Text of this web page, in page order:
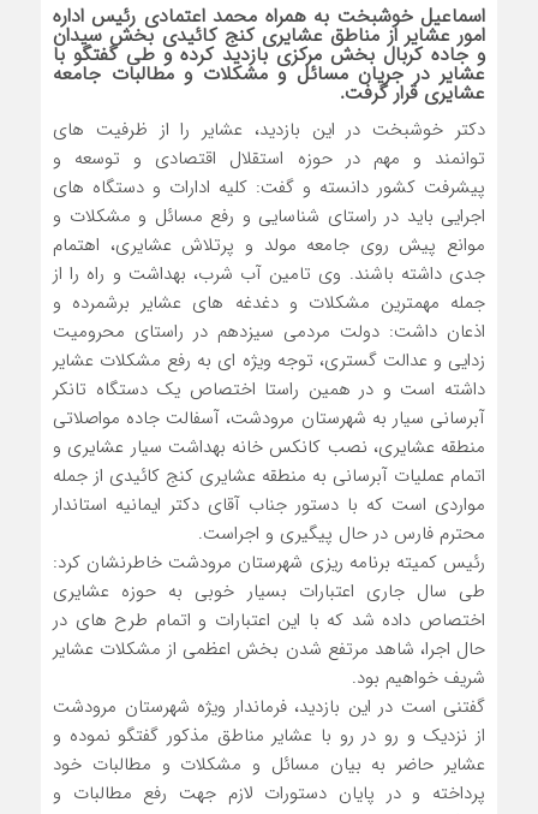
اسماعیل خوشبخت به همراه محمد اعتمادی رئیس اداره
امور عشایر از مناطق عشایری کنج کائیدی بخش سیدان
و جاده کربال بخش مرکزی بازدید کرده و طی گفتگو با
عشایر در جریان مسائل و مشکلات و مطالبات جامعه
عشایری قرار گرفت.
دکتر خوشبخت در این بازدید، عشایر را از ظرفیت های
توانمند و مهم در حوزه استقلال اقتصادی و توسعه و
پیشرفت کشور دانسته و گفت: کلیه ادارات و دستگاه های
اجرایی باید در راستای شناسایی و رفع مسائل و مشکلات و
موانع پیش روی جامعه مولد و پرتلاش عشایری، اهتمام
جدی داشته باشند. وی تامین آب شرب، بهداشت و راه را از
جمله مهمترین مشکلات و دغدغه های عشایر برشمرده و
اذعان داشت: دولت مردمی سیزدهم در راستای محرومیت
زدایی و عدالت گستری، توجه ویژه ای به رفع مشکلات عشایر
داشته است و در همین راستا اختصاص یک دستگاه تانکر
آبرسانی سیار به شهرستان مرودشت، آسفالت جاده مواصلاتی
منطقه عشایری، نصب کانکس خانه بهداشت سیار عشایری و
اتمام عملیات آبرسانی به منطقه عشایری کنج کائیدی از جمله
مواردی است که با دستور جناب آقای دکتر ایمانیه استاندار
محترم فارس در حال پیگیری و اجراست.
رئیس کمیته برنامه ریزی شهرستان مرودشت خاطرنشان کرد:
طی سال جاری اعتبارات بسیار خوبی به حوزه عشایری
اختصاص داده شد که با این اعتبارات و اتمام طرح های در
حال اجرا، شاهد مرتفع شدن بخش اعظمی از مشکلات عشایر
شریف خواهیم بود.
گفتنی است در این بازدید، فرماندار ویژه شهرستان مرودشت
از نزدیک و رو در رو با عشایر مناطق مذکور گفتگو نموده و
عشایر حاضر به بیان مسائل و مشکلات و مطالبات خود
پرداخته و در پایان دستورات لازم جهت رفع مطالبات و